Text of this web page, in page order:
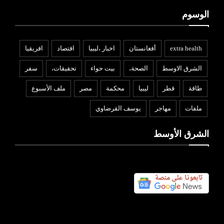
الوسوم
extra health أفغانستان اخبار ،ليبيا افتصاد افريقيا
الشرق الاوسط الصحة، بيت حواء تحقيقات، سفر
طاقة قطر ليبيا محكمة مصر ملف الأسبوع
ملفات مهاجر يوسف القرضاوي
الشرق الأوسط